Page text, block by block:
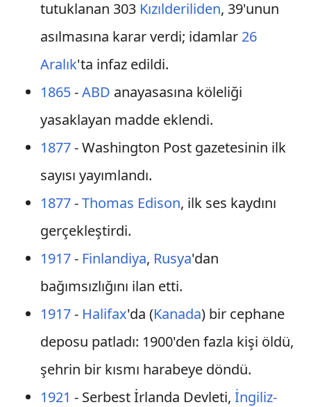
tutuklanan 303 Kızılderiliden, 39'unun
asılmasına karar verdi; idamlar 26
Aralık'ta infaz edildi.
1865-ABD anayasasına köleliği
yasaklayan madde eklendi.
1877- Washington Post gazetesinin ilk
sayısı yayımlandı.
1877-Thomas Edison, ilk ses kaydını
gerçekleştirdi.
1917- Finlandiya, Rusya'dan
bağımsızlığını ilan etti.
1917- Halifax'da (Kanada) bir cephane
deposu patladı: 1900'den fazla kişi öldü,
şehrin bir kısmı harabeye döndü.
1921 - Serbest İrlanda Devleti, İngiliz-